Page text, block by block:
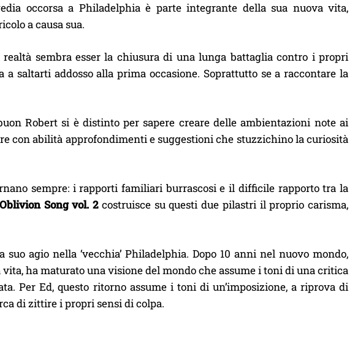
occorsa a Philadelphia è parte integrante della sua nuova vita,
a causa sua.
sembra esser la chiusura di una lunga battaglia contro i propri
saltarti addosso alla prima occasione. Soprattutto se a raccontare la
Robert si è distinto per sapere creare delle ambientazioni note ai
con abilità approfondimenti e suggestioni che stuzzichino la curiosità
sempre: i rapporti familiari burrascosi e il difficile rapporto tra la
Oblivion Song vol. 2costruisce su questi due pilastri il proprio carisma,
agio nella ‘vecchia’ Philadelphia. Dopo 10 anni nel nuovo mondo,
ha maturato una visione del mondo che assume i toni di una critica
Per Ed, questo ritorno assume i toni di un’imposizione, a riprova di
di zittire i propri sensi di colpa.